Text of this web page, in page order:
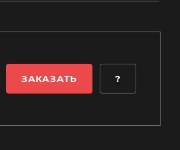
ЗАКАЗАТЬ ?